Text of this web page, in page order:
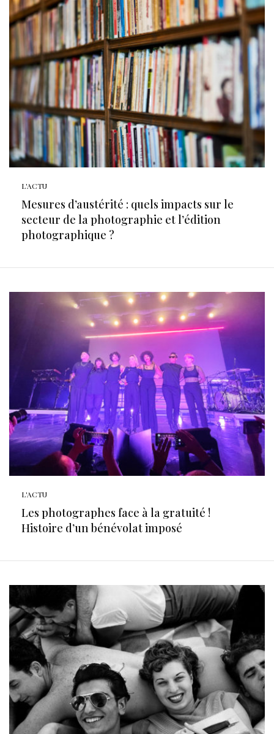
L'ACTU
Mesures d’austérité : quels impacts sur le
secteur de la photographie et l’édition
photographique ?
L'ACTU
Les photographes face à la gratuité !
Histoire d’un bénévolat imposé